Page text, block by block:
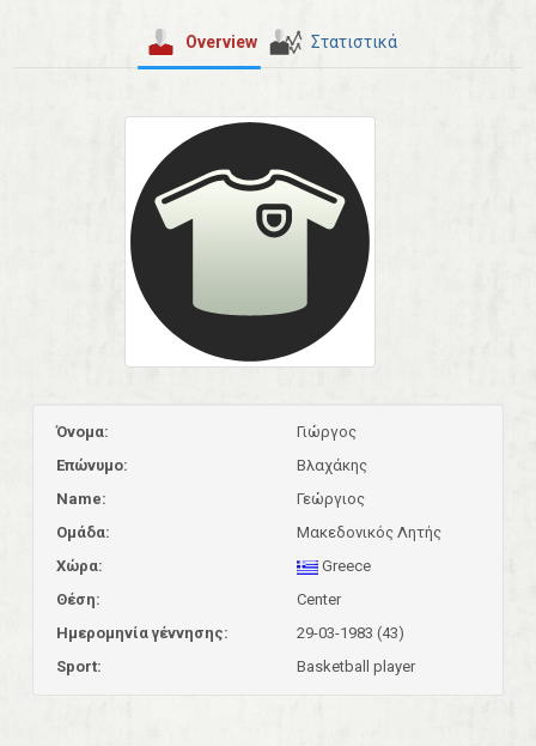
Overview Στατιστικά
Όνομα:
Γιώργος
Επώνυμο:
Βλαχάκης
Name:
Γεώργιος
Ομάδα:
Μακεδονικός Λητής
Χώρα:
Greece
Θέση:
Center
Ημερομηνία γέννησης:
29-03-1983 (43)
Sport:
Basketball player